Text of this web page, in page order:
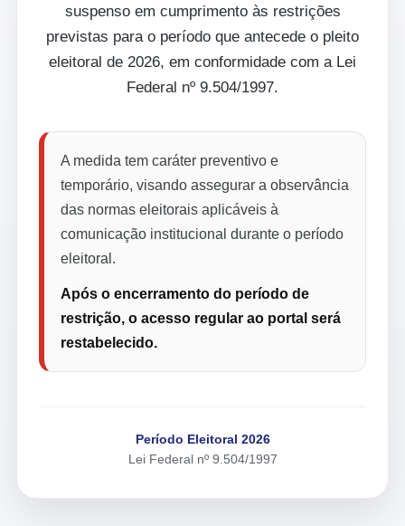
suspenso em cumprimento às restrições
previstas para o período que antecede o pleito
eleitoral de 2026, em conformidade com a Lei
Federal nº 9.504/1997.
A medida tem caráter preventivo e
temporário, visando assegurar a observância
das normas eleitorais aplicáveis à
comunicação institucional durante o período
eleitoral.
Após o encerramento do período de
restrição, o acesso regular ao portal será
restabelecido.
Período Eleitoral 2026
Lei Federal nº 9.504/1997